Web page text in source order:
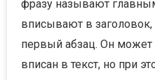
фразу называют
вписывают в заголовок,
первый абзац. Он может
вписан в текст, но при